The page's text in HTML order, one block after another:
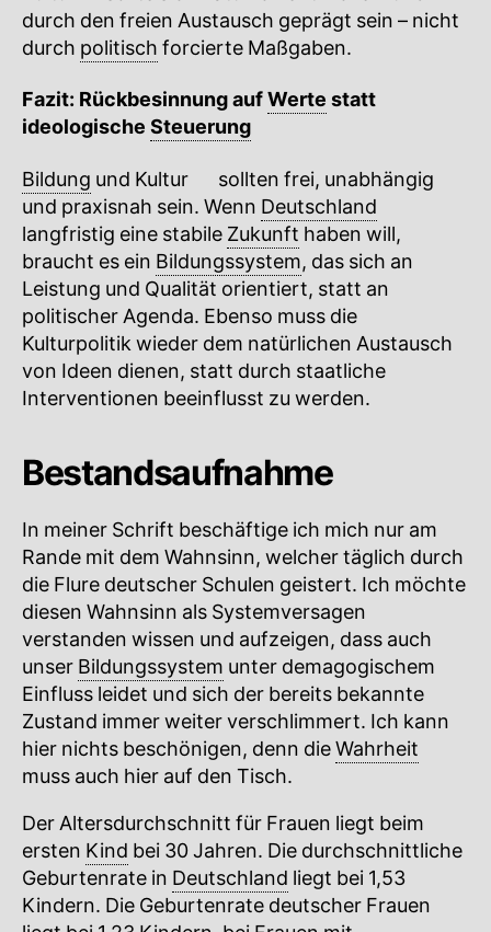
durch den freien Austausch geprägt sein – nicht
durch politisch forcierte Maßgaben.
Fazit: Rückbesinnung aufWerte statt
ideologische Steuerung
Bildung und Kultur
sollten frei, unabhängig
und praxisnah sein. Wenn Deutschland
langfristig eine stabile Zukunft haben will,
braucht es ein Bildungssystem, das sich an
Leistung und Qualität orientiert, statt an
politischer Agenda. Ebenso muss die
Kulturpolitik wieder dem natürlichen Austausch
von Ideen dienen, statt durch staatliche
Interventionen beeinflusst zu werden.
Bestandsaufnahme
In meiner Schrift beschäftige ich mich nur am
Rande mit dem Wahnsinn, welcher täglich durch
die Flure deutscher Schulen geistert. Ich möchte
diesen Wahnsinn als Systemversagen
verstanden wissen und aufzeigen, dass auch
unser Bildungssystem unter demagogischem
Einfluss leidet und sich der bereits bekannte
Zustand immer weiter verschlimmert. Ich kann
hier nichts beschönigen, denn dieWahrheit
muss auch hier auf den Tisch.
Der Altersdurchschnitt für Frauen liegt beim
ersten Kind bei 30 Jahren. Die durchschnittliche
Geburtenrate in Deutschland liegt bei 1,53
Kindern. Die Geburtenrate deutscher Frauen